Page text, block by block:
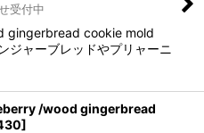
受付中
gingerbread cookie mold
ジャーブレッドやプリャーニ
/wood gingerbread
]